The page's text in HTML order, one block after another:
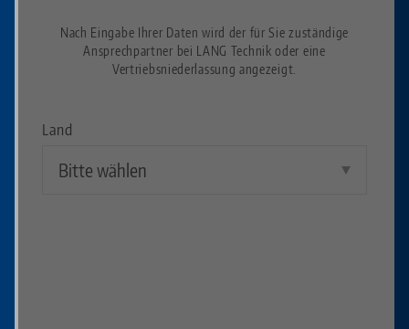
Nach Eingabe Ihrer Daten wird der für Sie zuständige
Ansprechpartner bei LANG Technik oder eine
Vertriebsniederlassung angezeigt.
Land